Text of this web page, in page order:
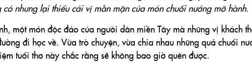
nhưng lại thiếu cái vị mằn mặn của món chuối nướng mỡ hành.
một món độc đáo của người dân miền Tây mà những vị khách
đi học về. Vừa trò chuyện, vừa chia nhau những quả chuối
tuổi thơ này chắc rằng sẽ không bao giờ quên được.